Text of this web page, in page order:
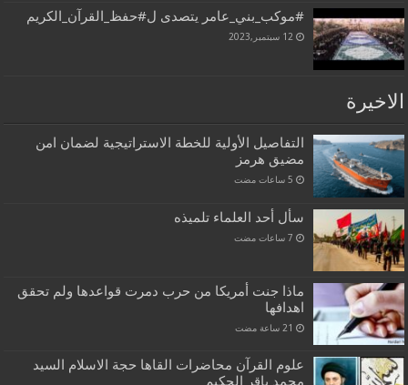
#موكب_بني_عامر يتصدى ل#حفظ_القرآن_الكريم
12 سبتمبر,2023
الاخيرة
التفاصيل الأولية للخطة الاستراتيجية لضمان امن
مضيق هرمز
سأل أحد العلماء تلميذه
ماذا جنت أمريكا من حرب دمرت قواعدها ولم تحقق
اهدافها
علوم القرآن محاضرات القاها حجة الاسلام السيد
محمد باقر الحكيم